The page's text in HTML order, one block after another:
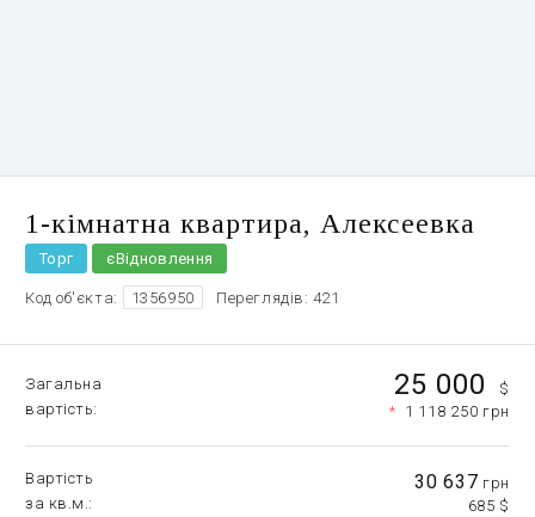
1-кімнатна квартира, Алексеевка
Торг єВідновлення
Код об'єкта: 1356950 Переглядів: 421
Загальна
вартість
25 000
$
* 1 118 250 грн
Вартість
за кв.м.
30 637 грн
685 $